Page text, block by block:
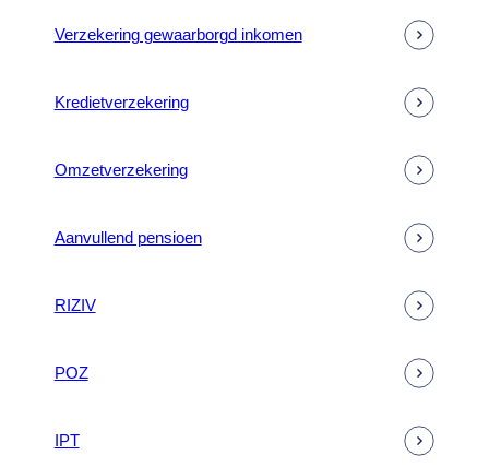
Verzekering gewaarborgd inkomen
Kredietverzekering
Omzetverzekering
Aanvullend pensioen
RIZIV
POZ
IPT